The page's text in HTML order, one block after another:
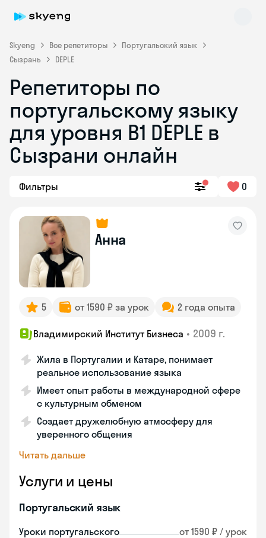
Skyeng Все репетиторы
Португальский язык
Сызрань
DEPLE
Репетиторы по
португальскому языку
для уровня B1 DEPLE в
Сызрани онлайн
Фильтры 0
Анна
5 от 1590 ₽ за урок 2 года опыта
Владимирский Институт Бизнеса • 2009 г.
Жила в Португалии и Катаре, понимает
реальное использование языка
Имеет опыт работы в международной сфере
с культурным обменом
Создает дружелюбную атмосферу для
уверенного общения
Читать дальше
Услуги и цены
Португальский язык
Уроки португальского от 1590 ₽ / урок
Skyeng Chat
online